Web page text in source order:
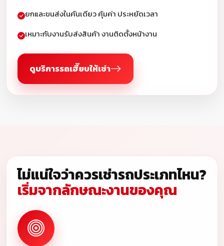
ยกและขนส่งในคันเดียว คุ้มค่า ประหยัดเวลา
เหมาะกับงานรับส่งสินค้า งานติดตั้งหน้างาน
ดูบริการรถเฮี๊ยบให้เช่า
ไม่แน่ใจว่าควรเช่ารถประเภทไหน?
เริ่มจากลักษณะงานของคุณ